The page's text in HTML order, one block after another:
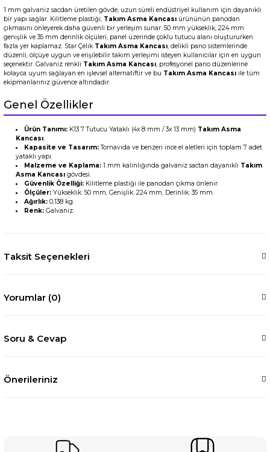
1 mm galvaniz sacdan üretilen gövde, uzun süreli endüstriyel kullanım için dayanıklı
bir yapı sağlar. Kilitleme plastiği, Takım Asma Kancası ürününün panodan
çıkmasını önleyerek daha güvenli bir yerleşim sunar. 50 mm yükseklik, 224 mm
genişlik ve 35 mm derinlik ölçüleri, panel üzerinde çoklu tutucu alanı oluştururken
fazla yer kaplamaz. Star Çelik Takım Asma Kancası, delikli pano sistemlerinde
düzenli, ölçüye uygun ve erişilebilir takım yerleşimi isteyen kullanıcılar için en uygun
seçenektir. Galvaniz renkli Takım Asma Kancası, profesyonel pano düzenlerine
kolayca uyum sağlayan en işlevsel alternatiftir ve bu Takım Asma Kancası ile tüm
ekipmanlarınız güvence altındadır.
Genel Özellikler
Ürün Tanımı: K13 7 Tutucu Yataklı (4x 8 mm / 3x 13 mm) Takım Asma
Kancası.
Kapasite ve Tasarım:Tornavida ve benzeri ince el aletleri için toplam 7 adet
yataklı yapı.
Malzeme ve Kaplama: 1 mm kalınlığında galvaniz sactan dayanıklı Takım
Asma Kancası gövdesi.
Güvenlik Özelliği: Kilitleme plastiği ile panodan çıkma önlenir.
Ölçüler: Yükseklik: 50 mm, Genişlik: 224 mm, Derinlik: 35 mm.
Ağırlık: 0,138 kg.
Renk: Galvaniz.
Taksit Seçenekleri
Yorumlar (0)
Soru & Cevap
Önerileriniz